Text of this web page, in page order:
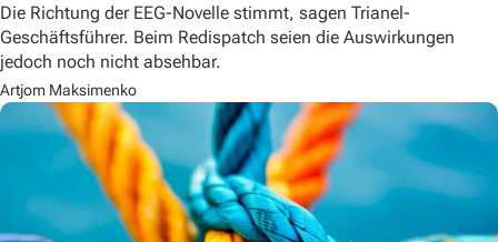
Die Richtung der EEG-Novelle stimmt, sagen Trianel-
Geschäftsführer. Beim Redispatch seien die Auswirkungen
jedoch noch nicht absehbar.
Artjom Maksimenko